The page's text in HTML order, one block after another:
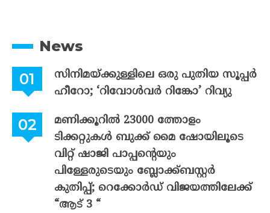
News
സിനിമയ്ക്കുള്ളിലെ ഒരു പുതിയ സൂപ്പർ
ഹീറോ; ‘റിവോൾവർ റിങ്കോ’ റിവ്യു
മണിക്കൂറിൽ 23000 ത്തോളം
ടിക്കറ്റുകൾ ബുക്ക് മൈ ഷോയിലൂടെ
വിറ്റ് ഷാജി പാപ്പന്റെയും
പിള്ളേരുടെയും ബ്ലോക്ക്ബസ്റ്റർ
കുതിപ്പ്; റെക്കോർഡ് വിജയത്തിലേക്ക്
“ആട് 3 “